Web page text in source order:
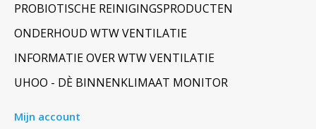
PROBIOTISCHE REINIGINGSPRODUCTEN
ONDERHOUD WTW VENTILATIE
INFORMATIE OVER WTW VENTILATIE
UHOO - DÈ BINNENKLIMAAT MONITOR
Mijn account